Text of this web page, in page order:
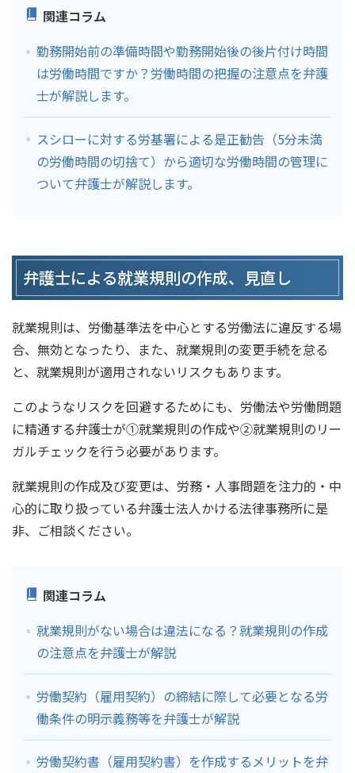
関連コラム
勤務開始前の準備時間や勤務開始後の後片付け時間
は労働時間ですか？労働時間の把握の注意点を弁護
士が解説します。
スシローに対する労基署による是正勧告（5分未満
の労働時間の切捨て）から適切な労働時間の管理に
ついて弁護士が解説します。
弁護士による就業規則の作成、見直し
就業規則は、労働基準法を中心とする労働法に違反する場
合、無効となったり、また、就業規則の変更手続を怠る
と、就業規則が適用されないリスクもあります。
このようなリスクを回避するためにも、労働法や労働問題
に精通する弁護士が①就業規則の作成や②就業規則のリー
ガルチェックを行う必要があります。
就業規則の作成及び変更は、労務・人事問題を注力的・中
心的に取り扱っている弁護士法人かける法律事務所に是
非、ご相談ください。
関連コラム
就業規則がない場合は違法になる？就業規則の作成
の注意点を弁護士が解説
労働契約（雇用契約）の締結に際して必要となる労
働条件の明示義務等を弁護士が解説
労働契約書（雇用契約書）を作成するメリットを弁